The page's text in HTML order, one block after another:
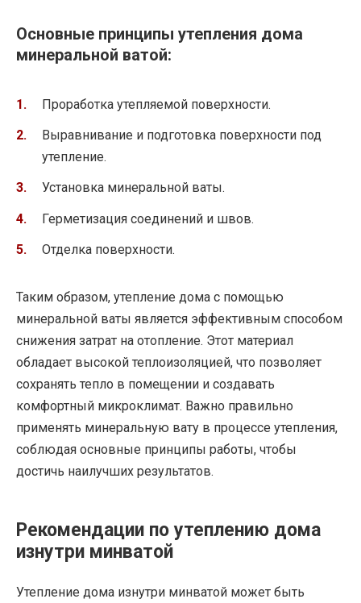
Основные принципы утепления дома
минеральной ватой:
Проработка утепляемой поверхности.
Выравнивание и подготовка поверхности под
утепление.
Установка минеральной ваты.
Герметизация соединений и швов.
Отделка поверхности.
Таким образом, утепление дома с помощью
минеральной ваты является эффективным способом
снижения затрат на отопление. Этот материал
обладает высокой теплоизоляцией, что позволяет
сохранять тепло в помещении и создавать
комфортный микроклимат. Важно правильно
применять минеральную вату в процессе утепления,
соблюдая основные принципы работы, чтобы
достичь наилучших результатов.
Рекомендации по утеплению дома
изнутри минватой
Утепление дома изнутри минватой может быть